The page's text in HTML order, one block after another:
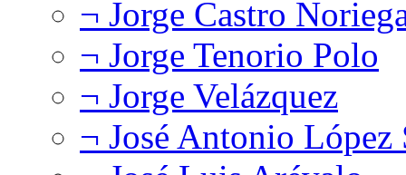
¬ Jorge Castro
¬ Jorge Tenorio Polo
¬ Jorge Velázquez
¬ José Antonio López